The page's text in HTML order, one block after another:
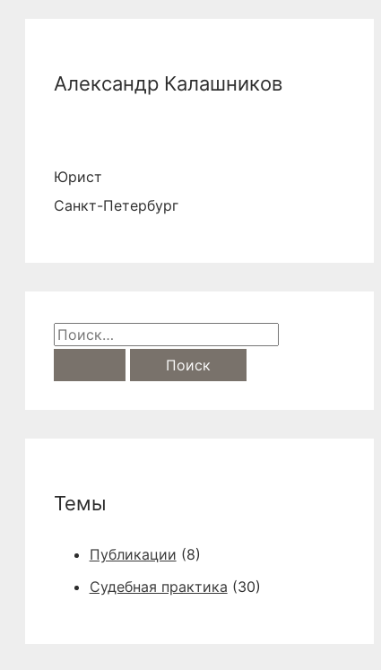
Александр Калашников
Юрист
Санкт-Петербург
S
Темы
Публикации (8)
Судебная практика (30)